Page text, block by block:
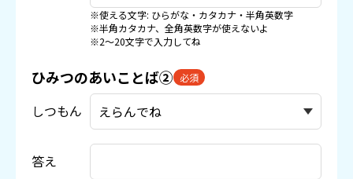
※使える文字: ひらがな・カタカナ・半角英数字
※半角カタカナ、全角英数字が使えないよ
※2〜20文字で入力してね
ひみつのあいことば② 必須
しつもん
答え